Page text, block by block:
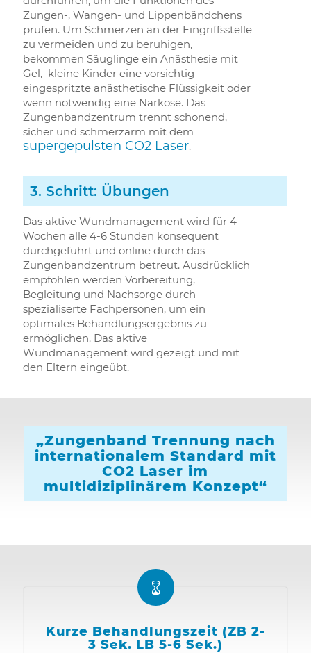
Zungen-, Wangen- und Lippenbändchens
prüfen. Um Schmerzen an der Eingriffsstelle
zu vermeiden und zu beruhigen,
bekommen Säuglinge ein Anästhesie mit
Gel, kleine Kinder eine vorsichtig
eingespritzte anästhetische Flüssigkeit oder
wenn notwendig eine Narkose. Das
Zungenbandzentrum trennt schonend,
sicher und schmerzarm mit dem
supergepulsten CO2 Laser.
3. Schritt: Übungen
Das aktive Wundmanagement wird für 4
Wochen alle 4-6 Stunden konsequent
durchgeführt und online durch das
Zungenbandzentrum betreut. Ausdrücklich
empfohlen werden Vorbereitung,
Begleitung und Nachsorge durch
spezialiserte Fachpersonen, um ein
optimales Behandlungsergebnis zu
ermöglichen. Das aktive
Wundmanagement wird gezeigt und mit
den Eltern eingeübt.
„Zungenband Trennung nach
internationalem Standard mit
CO2 Laser im
multidiziplinärem Konzept“
Kurze Behandlungszeit (ZB 2-
3 Sek. LB 5-6 Sek.)